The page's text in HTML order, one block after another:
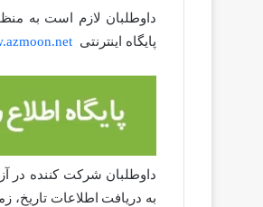
پایگاه اینترنتی
داوطلبان شرکت کننده در
به دریافت اطلاعات تاریخ،